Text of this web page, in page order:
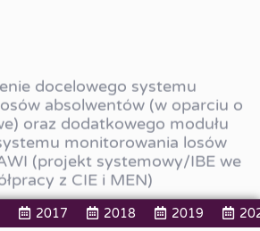
docelowego systemu
absolwentów (w oparciu o
oraz dodatkowego modułu
monitorowania losów
(projekt systemowy/IBE we
z CIE i MEN)
2017 2018 2019